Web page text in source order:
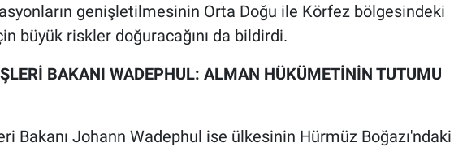
genişletilmesinin Orta Doğu ile Körfez bölgesindeki
büyük riskler doğuracağını da bildirdi.
BAKANI WADEPHUL: ALMAN HÜKÜMETİNİN TUTUMU
Bakanı Johann Wadephul ise ülkesinin Hürmüz Boğazı'ndaki